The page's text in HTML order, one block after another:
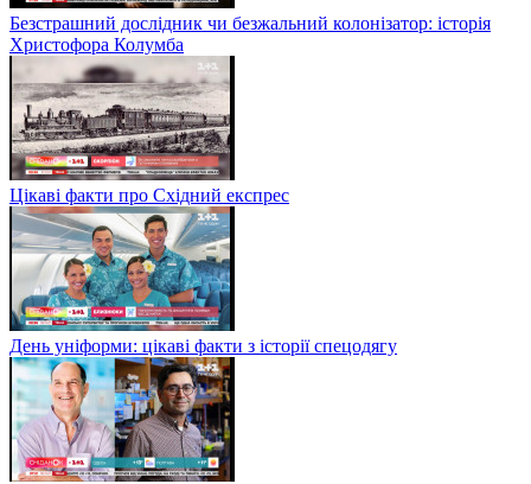
Безстрашний дослідник чи безжальний колонізатор: історія
Христофора Колумба
Цікаві факти про Східний експрес
День уніформи: цікаві факти з історії спецодягу